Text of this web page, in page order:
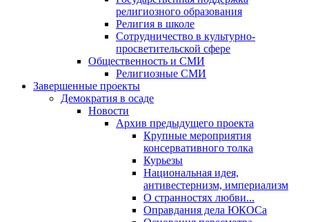
религиозного образования
Религия в школе
Сотрудничество в культурно-
просветительской сфере
Общественность и СМИ
Религиозные СМИ
Завершенные проекты
Демократия в осаде
Новости
Архив предыдущего проекта
Крупные мероприятия
консервативного толка
Курьезы
Национальная идея,
антивестернизм, империализм
О странностях любви...
Оправдания дела ЮКОСа